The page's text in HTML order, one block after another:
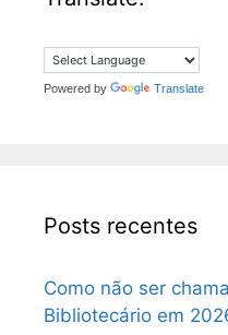
Powered by Translate
Posts recentes
Como não ser
Bibliotecário em